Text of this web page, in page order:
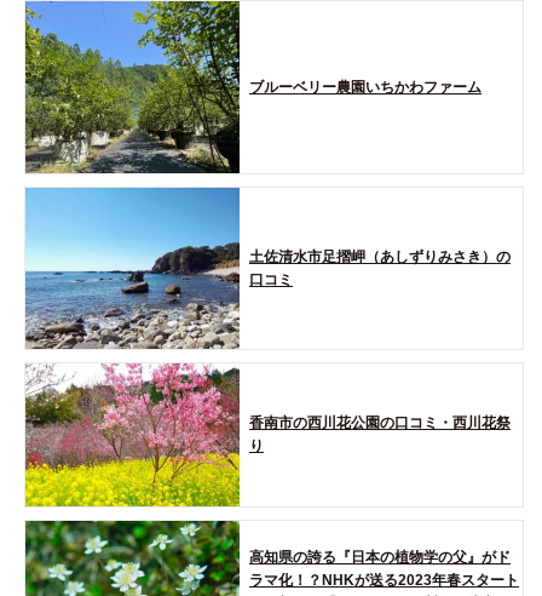
ブルーベリー農園いちかわファーム
土佐清水市足摺岬（あしずりみさき）の
口コミ
香南市の西川花公園の口コミ・西川花祭
り
高知県の誇る『日本の植物学の父』がド
ラマ化！？NHKが送る2023年春スタート